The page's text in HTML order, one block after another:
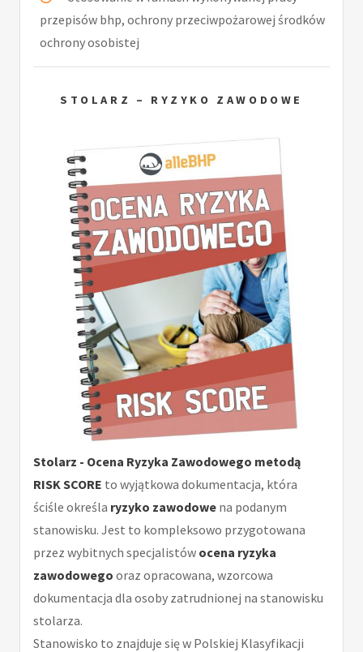
przepisów bhp, ochrony przeciwpożarowej środków
ochrony osobistej
STOLARZ – RYZYKO ZAWODOWE
Stolarz - Ocena Ryzyka Zawodowego metodą
RISK SCORE to wyjątkowa dokumentacja, która
ściśle określa ryzyko zawodowe na podanym
stanowisku. Jest to kompleksowo przygotowana
przez wybitnych specjalistów ocena ryzyka
zawodowego oraz opracowana, wzorcowa
dokumentacja dla osoby zatrudnionej na stanowisku
stolarza.
Stanowisko to znajduje się w Polskiej Klasyfikacji